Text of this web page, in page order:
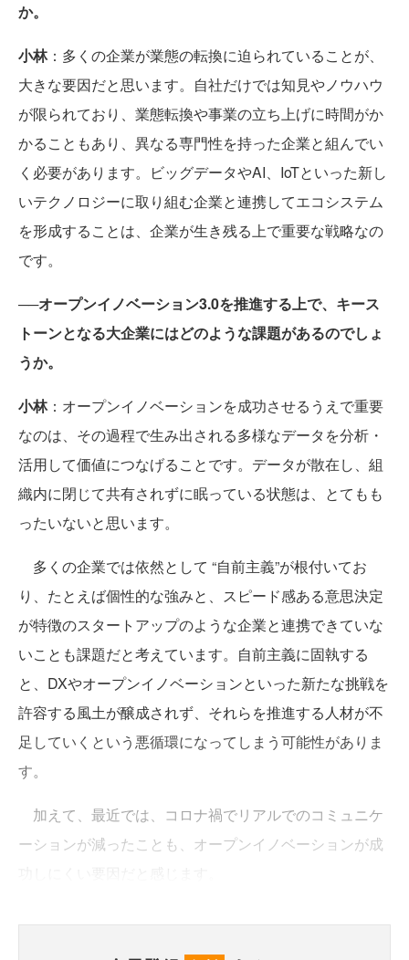
か。
小林：多くの企業が業態の転換に迫られていることが、
大きな要因だと思います。自社だけでは知見やノウハウ
が限られており、業態転換や事業の立ち上げに時間がか
かることもあり、異なる専門性を持った企業と組んでい
く必要があります。ビッグデータやAI、IoTといった新し
いテクノロジーに取り組む企業と連携してエコシステム
を形成することは、企業が生き残る上で重要な戦略なの
です。
──オープンイノベーション3.0を推進する上で、キース
トーンとなる大企業にはどのような課題があるのでしょ
うか。
小林：オープンイノベーションを成功させるうえで重要
なのは、その過程で生み出される多様なデータを分析・
活用して価値につなげることです。データが散在し、組
織内に閉じて共有されずに眠っている状態は、とてもも
ったいないと思います。
多くの企業では依然として “自前主義”が根付いてお
り、たとえば個性的な強みと、スピード感ある意思決定
が特徴のスタートアップのような企業と連携できていな
いことも課題だと考えています。自前主義に固執する
と、DXやオープンイノベーションといった新たな挑戦を
許容する風土が醸成されず、それらを推進する人材が不
足していくという悪循環になってしまう可能性がありま
す。
加えて、最近では、コロナ禍でリアルでのコミュニケ
ーションが減ったことも、オープンイノベーションが成